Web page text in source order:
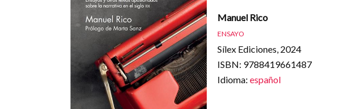
Manuel Rico
ENSAYO
Sílex Ediciones, 2024
ISBN: 9788419661487
Idioma: español